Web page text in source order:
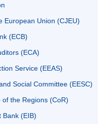
European Union (CJEU)
(ECB)
(ECA)
Service (EEAS)
Social Committee (EESC)
the Regions (CoR)
Bank (EIB)